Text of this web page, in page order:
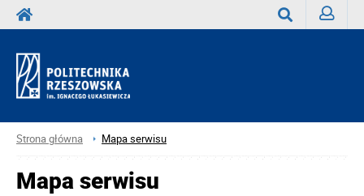
Strona główna Mapa serwisu
Mapa serwisu